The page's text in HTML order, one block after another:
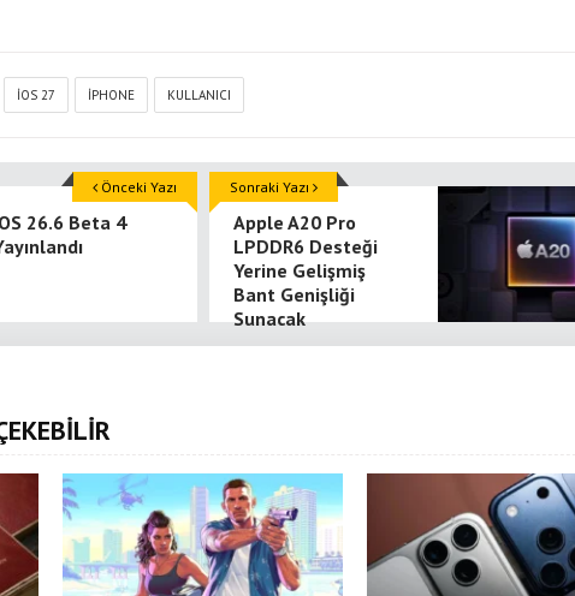
İOS 27 IPHONE KULLANICI
26.6 Beta 4
Önceki Yazı
Apple A20 Pro
LPDDR6 Desteği
Yerine Gelişmiş
Bant Genişliği
Sunacak
Sonraki Yazı